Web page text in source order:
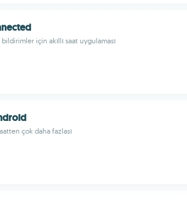
için akıllı saat uygulaması
çok daha fazlası